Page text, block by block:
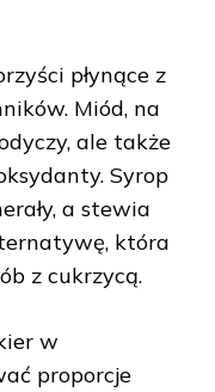
płynące z
Miód, na
ale także
Syrop
a stewia
która
z cukrzycą.
w
proporcje